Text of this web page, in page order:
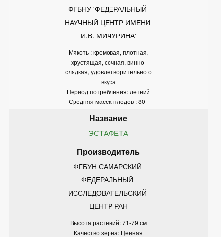
ФГБНУ 'ФЕДЕРАЛЬНЫЙ
НАУЧНЫЙ ЦЕНТР ИМЕНИ
И.В. МИЧУРИНА'
Мякоть : кремовая, плотная,
хрустящая, сочная, винно-
сладкая, удовлетворительного
вкуса
Период потребления: летний
Средняя масса плодов : 80 г
ЭСТАФЕТА
ФГБУН САМАРСКИЙ
ФЕДЕРАЛЬНЫЙ
ИССЛЕДОВАТЕЛЬСКИЙ
ЦЕНТР РАН
Высота растений: 71-79 см
Качество зерна: Ценная